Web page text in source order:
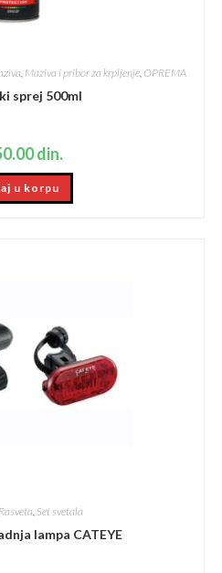
Maziva i pribor za krpljenje OPREMA
sprej 500ml
din.
u korpu
Rasveta, Set svetala
lampa CATEYE